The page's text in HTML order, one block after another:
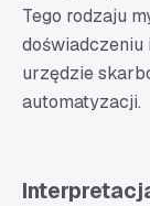
Tego rodzaju
urzędzie
automatyzacji.